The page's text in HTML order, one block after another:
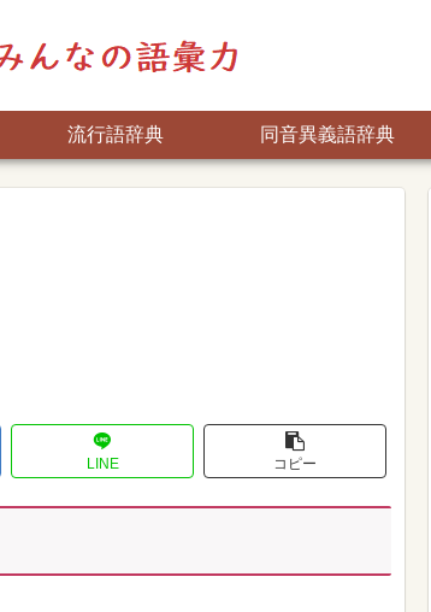
流行語辞典 同音異義語辞典
LINE コピー